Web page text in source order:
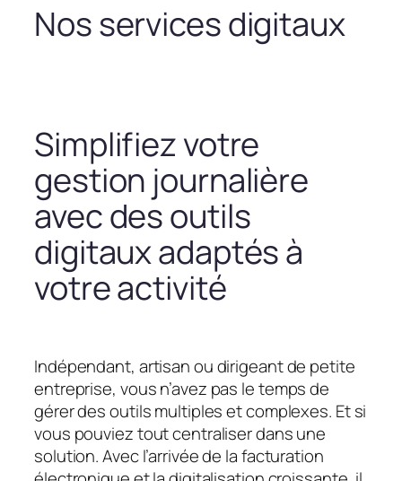
Nos services digitaux
Simplifiez votre
gestion journalière
avec des outils
digitaux adaptés à
votre activité
Indépendant, artisan ou dirigeant de petite
entreprise, vous n’avez pas le temps de
gérer des outils multiples et complexes. Et si
vous pouviez tout centraliser dans une
solution. Avec l’arrivée de la facturation